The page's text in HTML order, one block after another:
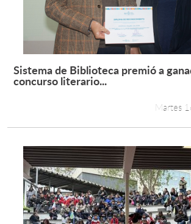
Sistema de Biblioteca premió a
concurso literario...
Martes